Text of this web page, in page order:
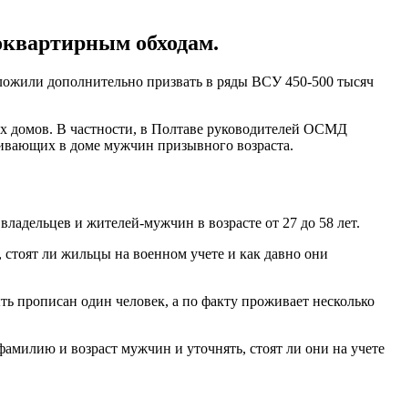
обходам.
дополнительно призвать в ряды ВСУ 450-500 тысяч
домов. В частности, в Полтаве руководителей ОСМД
в доме мужчин призывного возраста.
и жителей-мужчин в возрасте от 27 до 58 лет.
ли жильцы на военном учете и как давно они
один человек, а по факту проживает несколько
и возраст мужчин и уточнять, стоят ли они на учете